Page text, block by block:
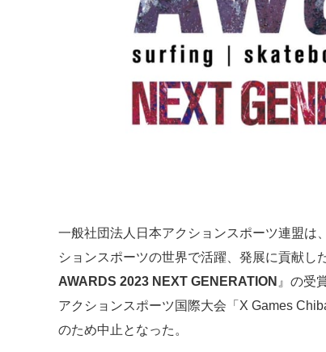
一般社団法人日本アクションスポーツ連盟は
ションスポーツの世界で活躍、発展に貢献し
AWARDS 2023 NEXT GENERATION 』の受
アクションスポーツ国際大会「X Games
のため中止となった。